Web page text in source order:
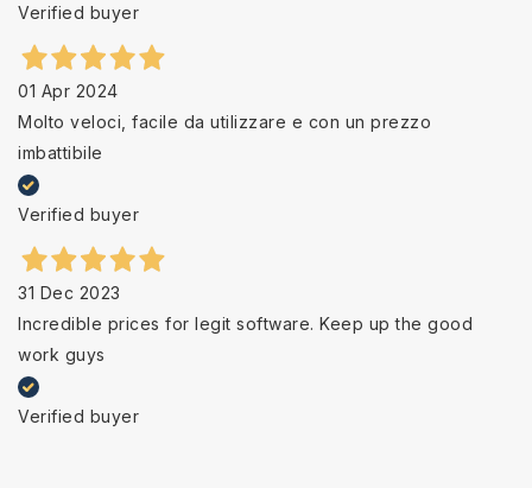
Verified buyer
01 Apr 2024
Molto veloci, facile da utilizzare e con un prezzo
imbattibile
Verified buyer
31 Dec 2023
Incredible prices for legit software. Keep up the good
work guys
Verified buyer